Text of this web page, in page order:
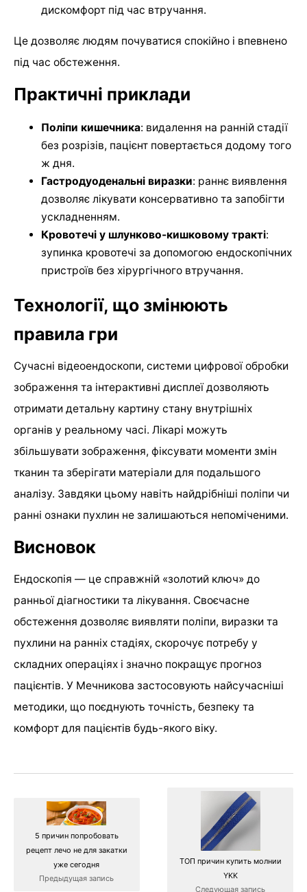
дискомфорт під час втручання.
Це дозволяє людям почуватися спокійно і впевнено
під час обстеження.
Практичні приклади
Поліпи кишечника: видалення на ранній стадії
без розрізів, пацієнт повертається додому того
ж дня.
Гастродуоденальні виразки: раннє виявлення
дозволяє лікувати консервативно та запобігти
ускладненням.
Кровотечі у шлунково-кишковому тракті:
зупинка кровотечі за допомогою ендоскопічних
пристроїв без хірургічного втручання.
Технології, що змінюють
правила гри
Сучасні відеоендоскопи, системи цифрової обробки
зображення та інтерактивні дисплеї дозволяють
отримати детальну картину стану внутрішніх
органів у реальному часі. Лікарі можуть
збільшувати зображення, фіксувати моменти змін
тканин та зберігати матеріали для подальшого
аналізу. Завдяки цьому навіть найдрібніші поліпи чи
ранні ознаки пухлин не залишаються непоміченими.
Висновок
Ендоскопія — це справжній «золотий ключ» до
ранньої діагностики та лікування. Своєчасне
обстеження дозволяє виявляти поліпи, виразки та
пухлини на ранніх стадіях, скорочує потребу у
складних операціях і значно покращує прогноз
пацієнтів. У Мечникова застосовують найсучасніші
методики, що поєднують точність, безпеку та
комфорт для пацієнтів будь-якого віку.
5 причин попробовать
рецепт лечо не для закатки
уже сегодня
Предыдущая запись
ТОП причин купить молнии
YKK
Следующая запись